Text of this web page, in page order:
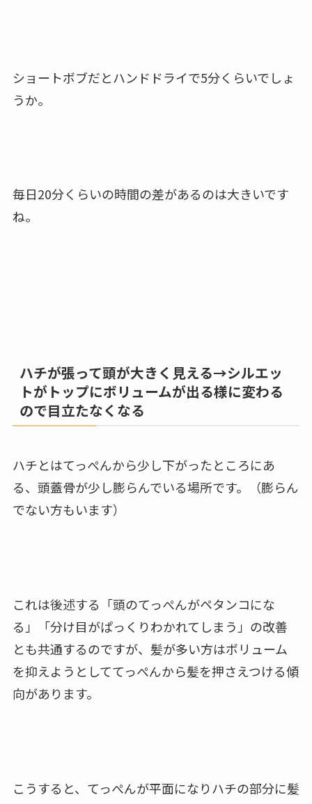
ショートボブだとハンドドライで5分くらいでしょ
うか。
毎日20分くらいの時間の差があるのは大きいです
ね。
ハチが張って頭が大きく見える→シルエッ
トがトップにボリュームが出る様に変わる
ので目立たなくなる
ハチとはてっぺんから少し下がったところにあ
る、頭蓋骨が少し膨らんでいる場所です。（膨らん
でない方もいます）
これは後述する「頭のてっぺんがペタンコにな
る」「分け目がぱっくりわかれてしまう」の改善
とも共通するのですが、髪が多い方はボリューム
を抑えようとしててっぺんから髪を押さえつける傾
向があります。
こうすると、てっぺんが平面になりハチの部分に髪